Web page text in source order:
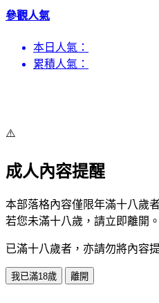
參觀人氣
本日人氣：
累積人氣：
⚠️
成人內容提醒
本部落格內容僅限年滿十八歲
若您未滿十八歲，請立即離開。
已滿十八歲者，亦請勿將內容
我已滿18歲 離開